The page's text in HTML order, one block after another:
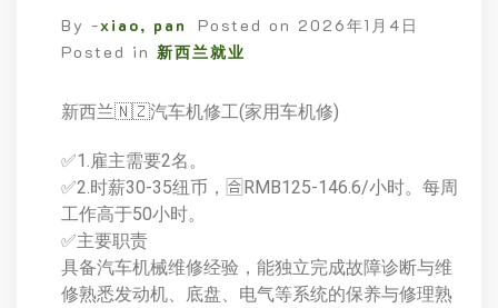
By -xiao, pan Posted on 2026年1月4日
Posted in 新西兰就业
新西兰🇳🇿汽车机修工(家用车机修)
✅1.雇主需要2名。
✅2.时薪30-35纽币，🈴RMB125-146.6/小时。每周
工作高于50小时。
✅主要职责
具备汽车机械维修经验，能独立完成故障诊断与维
修熟悉发动机、底盘、电气等系统的保养与修理熟